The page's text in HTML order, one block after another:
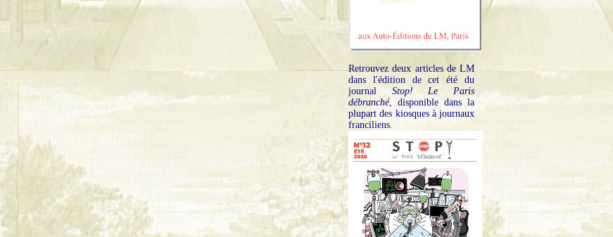
Retrouvez deux articles de LM
dans l'édition de cet été du
journal Stop! Le Paris
débranché, disponible dans la
plupart des kiosques à journaux
franciliens.